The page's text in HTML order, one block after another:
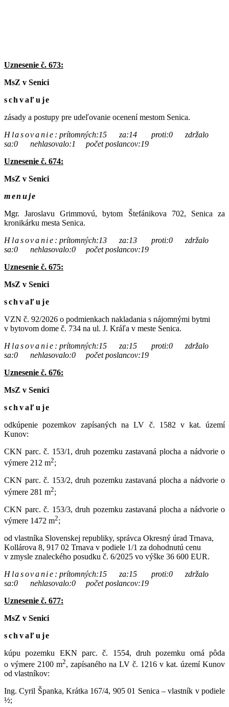
Uznesenie č. 673:
MsZ v Senici
schvaľuje
zásady a postupy pre udeľovanie ocenení mestom Senica.
Hlasovanie : prítomných:15 za:14 proti:0 zdržalo
sa:0 nehlasovalo:1 počet poslancov:19
Uznesenie č. 674:
MsZ v Senici
menuje
Mgr. Jaroslavu Grimmovú, bytom Štefánikova 702, Senica za
kronikárku mesta Senica.
Hlasovanie : prítomných:13 za:13 proti:0 zdržalo
sa:0 nehlasovalo:0 počet poslancov:19
Uznesenie č. 675:
MsZ v Senici
schvaľuje
VZN č. 92/2026 o podmienkach nakladania s nájomnými bytmi
v bytovom dome č. 734 na ul. J. Kráľa v meste Senica.
Hlasovanie : prítomných:15 za:15 proti:0 zdržalo
sa:0 nehlasovalo:0 počet poslancov:19
Uznesenie č. 676:
MsZ v Senici
schvaľuje
odkúpenie pozemkov zapísaných na LV č. 1582 v kat. území
Kunov:
CKN parc. č. 153/1, druh pozemku zastavaná plocha a nádvorie o
výmere 212 m2;
CKN parc. č. 153/2, druh pozemku zastavaná plocha a nádvorie o
výmere 281 m2;
CKN parc. č. 153/3, druh pozemku zastavaná plocha a nádvorie o
výmere 1472 m2;
od vlastníka Slovenskej republiky, správca Okresný úrad Trnava,
Kollárova 8, 917 02 Trnava v podiele 1/1 za dohodnutú cenu
v zmysle znaleckého posudku č. 6/2025 vo výške 36 600 EUR.
Hlasovanie : prítomných:15 za:15 proti:0 zdržalo
sa:0 nehlasovalo:0 počet poslancov:19
Uznesenie č. 677:
MsZ v Senici
schvaľuje
kúpu pozemku EKN parc. č. 1554, druh pozemku orná pôda
o výmere 2100 m2, zapísaného na LV č. 1216 v kat. území Kunov
od vlastníkov:
Ing. Cyril Španka, Krátka 167/4, 905 01 Senica – vlastník v podiele
½;